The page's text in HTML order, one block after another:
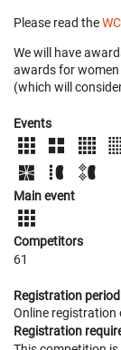
Please read the
We will have
awards for women
(which will
Events
Main event
Competitors
61
Registration period
Online registration
Registration